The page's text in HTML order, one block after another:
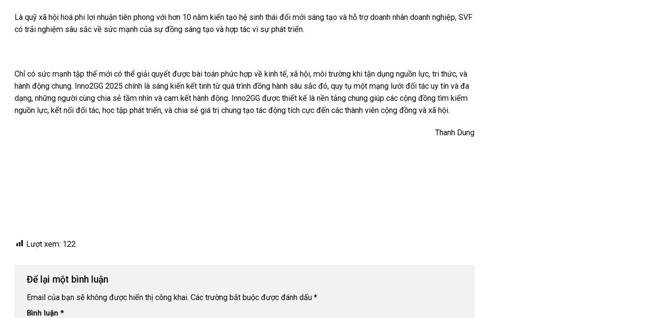
Là quỹ xã hội hoá phi lợi nhuận tiên phong với hơn 10 năm kiến tạo hệ sinh thái đổi mới sáng tạo và hỗ trợ doanh nhân doanh nghiệp, SVF
có trải nghiệm sâu sắc về sức mạnh của sự đồng sáng tạo và hợp tác vì sự phát triển.
Chỉ có sức mạnh tập thể mới có thể giải quyết được bài toán phức hợp về kinh tế, xã hội, môi trường khi tận dụng nguồn lực, tri thức, và
hành động chung. Inno2GG 2025 chính là sáng kiến kết tinh từ quá trình đồng hành sâu sắc đó, quy tụ một mạng lưới đối tác uy tín và đa
dạng, những người cùng chia sẻ tầm nhìn và cam kết hành động. Inno2GG được thiết kế là nền tảng chung giúp các cộng đồng tìm kiếm
nguồn lực, kết nối đối tác, học tập phát triển, và chia sẻ giá trị chung tạo tác động tích cực đến các thành viên cộng đồng và xã hội.
Thanh Dung
Lượt xem: 122
Để lại một bình luận
Email của bạn sẽ không được hiển thị công khai. Các trường bắt buộc được đánh dấu *
Bình luận *